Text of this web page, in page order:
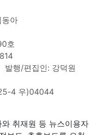
동아
호
발행/편집인: 강덕원
4 우)04044
와 취재원 등 뉴스이용자